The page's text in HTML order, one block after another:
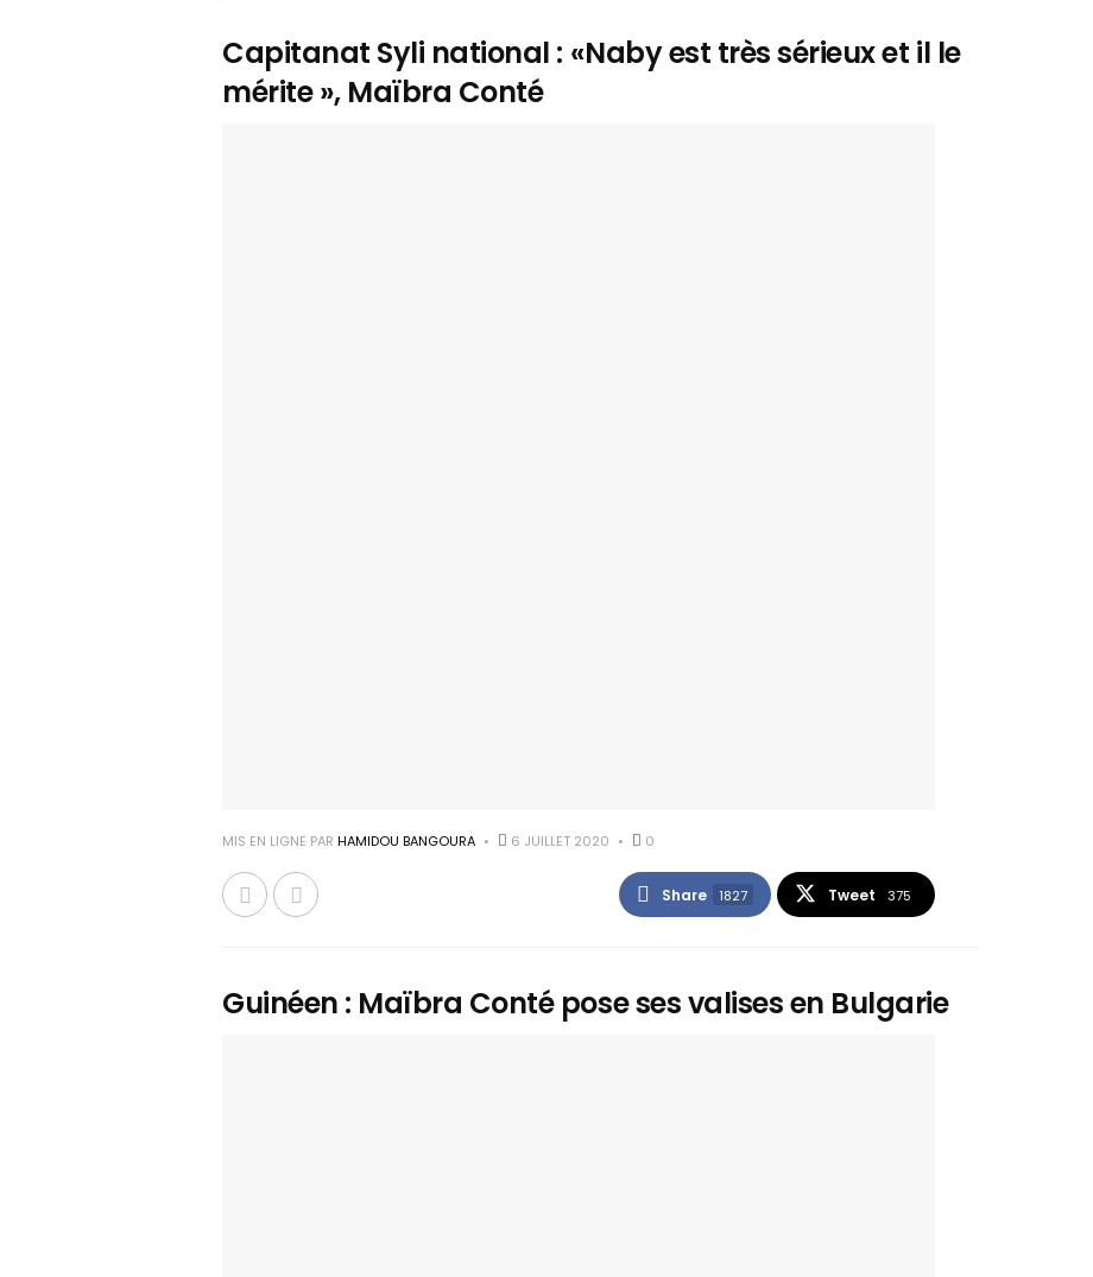
Capitanat Syli national : «Naby est très sérieux et il le
mérite », Maïbra Conté
MIS EN LIGNE PAR HAMIDOU BANGOURA 6 JUILLET 2020 0
Share 1827 Tweet 375
Guinéen : Maïbra Conté pose ses valises en Bulgarie